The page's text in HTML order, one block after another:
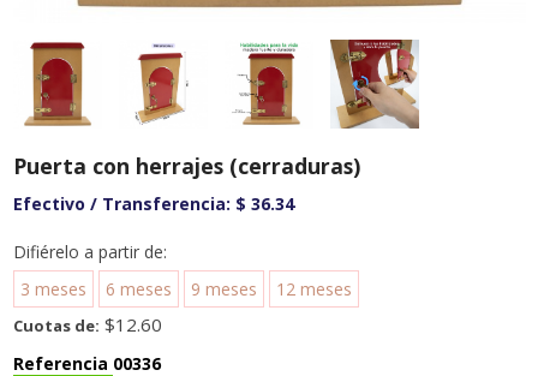
Puerta con herrajes (cerraduras)
Efectivo / Transferencia: $ 36.34
Difiérelo a partir de:
3 meses
6 meses 9 meses 12 meses
Cuotas de: $12.60
Referencia 00336